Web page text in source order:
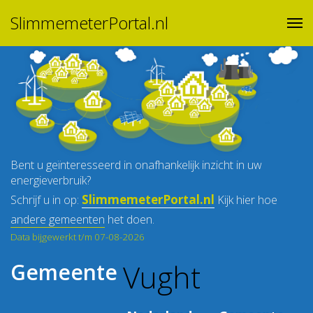
SlimmemeterPortal.nl
Bent u geïnteresseerd in onafhankelijk inzicht in uw
energieverbruik?
Schrijf u in op: SlimmemeterPortal.nl Kijk hier hoe
andere gemeenten het doen.
Data bijgewerkt t/m 07-08-2026
Gemeente Vught